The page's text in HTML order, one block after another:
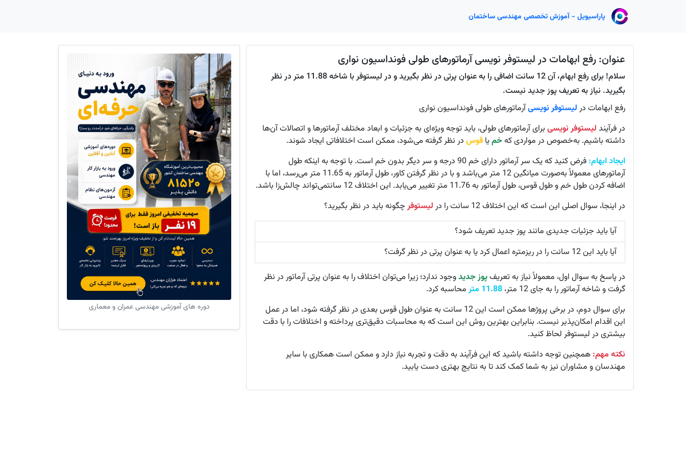
پاراسیویل - آموزش تخصصی مهندسی ساختمان
عنوان: رفع ابهامات در لیستوفر نویسی آرماتورهای طولی فونداسیون نواری
سلام! برای رفع ابهام، آن 12 سانت اضافی را به عنوان پرتی در نظر بگیرید و در لیستوفر با شاخه 11.88 متر در نظر
بگیرید. نیاز به تعریف پوز جدید نیست.
رفع ابهامات در لیستوفر نویسیآرماتورهای طولی فونداسیون نواری
در فرآیند لیستوفر نویسی برای آرماتورهای طولی، باید توجه ویژه‌ای به جزئیات و ابعاد مختلف آرماتورها و اتصالات آن‌ها
داشته باشیم. به‌خصوص در مواردی کهخمیا قوس در نظر گرفته می‌شود، ممکن است اختلافاتی ایجاد شوند.
ایجاد ابهام:
فرض کنید که یک سر آرماتور دارای خم 90 درجه و سر دیگر بدون خم است. با توجه به اینکه طول
آرماتورهای معمولاً به‌صورت میانگین 12 متر می‌باشد و با در نظر گرفتن کاور، طول آرماتور به 11.65 متر می‌رسد، اما با
اضافه کردن طول خم و طول قوس، طول آرماتور به 11.76 متر تغییر می‌یابد. این اختلاف 12 سانتمی‌تواند چالش‌زا باشد.
در اینجا، سوال اصلی این است که این اختلاف 12 سانت را در
لیستوفرچگونه باید در نظر بگیرید؟
آیا باید جزئیات جدیدی مانند پوز جدید تعریف شود؟
آیا باید این 12 سانت را در ریزمتره اعمال کرد یا به عنوان پرتی در نظر گرفت؟
در پاسخ به سوال اول، معمولاً نیاز به تعریفپوز جدیدوجود ندارد؛ زیرا می‌توان اختلاف را به عنوان پرتی آرماتور در نظر
گرفت و شاخه آرماتور را به جای 12 متر،
11.88 متر
محاسبه کرد.
برای سوال دوم، در برخی پروژها ممکن است این 12 سانت به عنوان طول قوس بعدی در نظر گرفته شود، اما در عمل
این اقدام امکان‌پذیر نیست. بنابراین بهترین روش این است که به محاسبات دقیق‌تری پرداخته و اختلافات را با دقت
بیشتری در لیستوفر لحاظ کنید.
نکته مهم: همچنین توجه داشته باشید که این فرآیند به دقت و تجربه نیاز دارد و ممکن است همکاری با سایر
مهندسان و مشاوران نیز به شما کمک کند تا به نتایج بهتری دست یابید.
دوره های آموزشی مهندسی عمران و معماری